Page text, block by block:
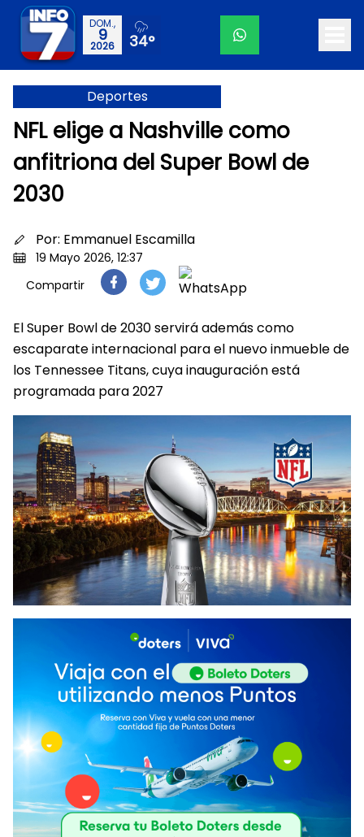
DOM.,
9
2026 34°
Deportes
NFL elige a Nashville como
anfitriona del Super Bowl de
2030
Por: Emmanuel Escamilla
19 Mayo 2026, 12:37
Compartir
El Super Bowl de 2030 servirá además como
escaparate internacional para el nuevo inmueble de
los Tennessee Titans, cuya inauguración está
programada para 2027